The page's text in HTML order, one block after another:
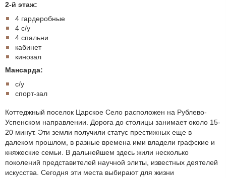
2-й этаж:
4 гардеробные
4 с/у
4 спальни
кабинет
кинозал
Мансарда:
с/у
спорт-зал
Коттеджный поселок Царское Село расположен на Рублево-
Успенском направлении. Дорога до столицы занимает около 15-
20 минут. Эти земли получили статус престижных еще в
далеком прошлом, в разные времена ими владели графские и
княжеские семьи. В дальнейшем здесь жили несколько
поколений представителей научной элиты, известных деятелей
искусства. Сегодня эти места выбирают для жизни